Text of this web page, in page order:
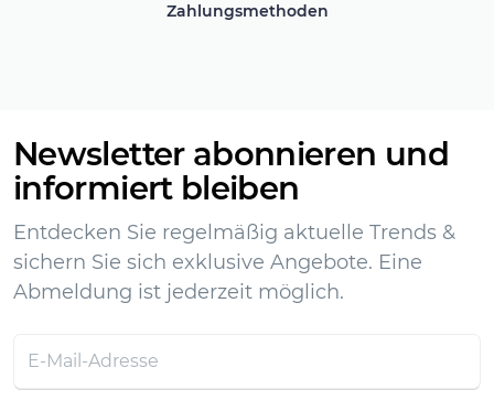
Zahlungsmethoden
Newsletter abonnieren und
informiert bleiben
Entdecken Sie regelmäßig aktuelle Trends &
sichern Sie sich exklusive Angebote. Eine
Abmeldung ist jederzeit möglich.